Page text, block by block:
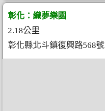
彰化：織夢樂園
2.18公里
彰化縣北斗鎮復興路568號